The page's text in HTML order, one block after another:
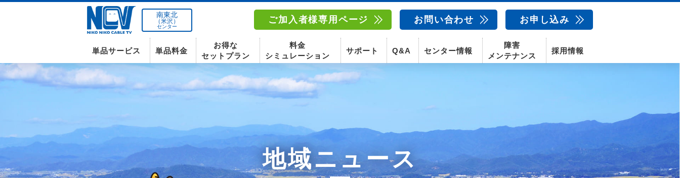
南東北
（米沢）
センター
ご加入者様専用ページ お問い合わせ お申し込み
単品サービス
インターネット スマホ 固定電話 AIカメラ
単品料金
インターネット スマホ 動画配信サービス
お得な
セットプラン
料金
シミュレーション
サポート Q&A センター情報
障害
メンテナンス
採用情報
地域ニュース